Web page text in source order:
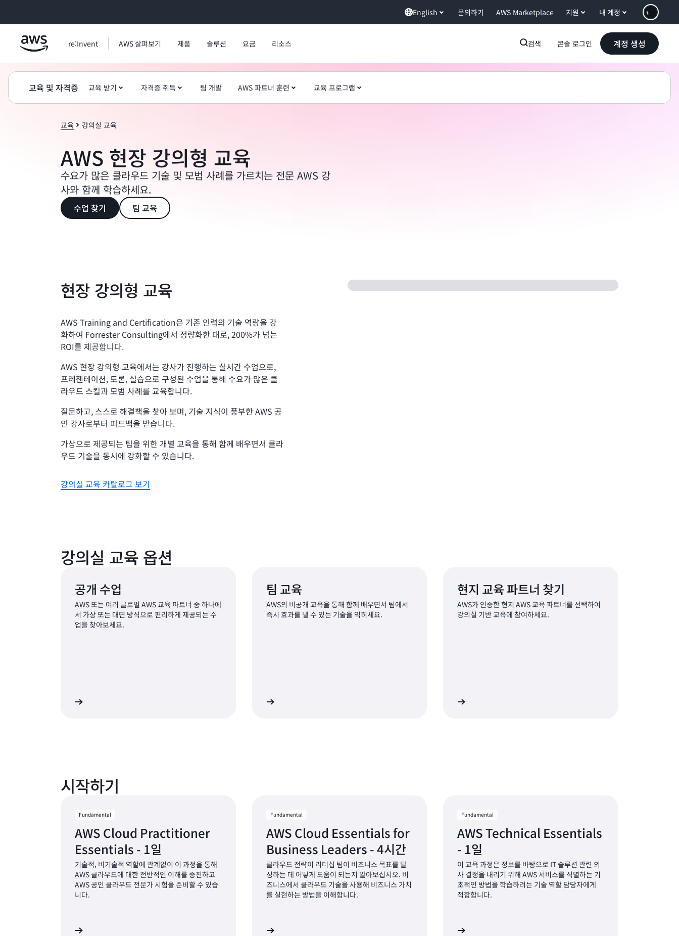
English 문의하기 AWS Marketplace 지원 내 계정
re:Invent AWS 살펴보기 제품 솔루션 요금 리소스 검색 콘솔 로그인 계정 생성
교육 및 자격증 교육 받기 자격증 취득 팀 개발 AWS 파트너 훈련 교육 프로그램
교육 강의실 교육
AWS 현장 강의형 교육
수요가 많은 클라우드 기술 및 모범 사례를 가르치는 전문 AWS 강
사와 함께 학습하세요.
수업 찾기 팀 교육
현장 강의형 교육
AWS Training and Certification은 기존 인력의 기술 역량을 강
화하여 Forrester Consulting에서 정량화한 대로, 200%가 넘는
ROI를 제공합니다.
AWS 현장 강의형 교육에서는 강사가 진행하는 실시간 수업으로,
프레젠테이션, 토론, 실습으로 구성된 수업을 통해 수요가 많은 클
라우드 스킬과 모범 사례를 교육합니다.
질문하고, 스스로 해결책을 찾아 보며, 기술 지식이 풍부한 AWS 공
인 강사로부터 피드백을 받습니다.
가상으로 제공되는 팀을 위한 개별 교육을 통해 함께 배우면서 클라
우드 기술을 동시에 강화할 수 있습니다.
강의실 교육 카탈로그 보기
강의실 교육 옵션
공개 수업
AWS 또는 여러 글로벌 AWS 교육 파트너 중 하나에
서 가상 또는 대면 방식으로 편리하게 제공되는 수
업을 찾아보세요.
팀 교육
AWS의 비공개 교육을 통해 함께 배우면서 팀에서
즉시 효과를 낼 수 있는 기술을 익히세요.
현지 교육 파트너 찾기
AWS가 인증한 현지 AWS 교육 파트너를 선택하여
강의실 기반 교육에 참여하세요.
시작하기
Fundamental
AWS Cloud Practitioner
Essentials - 1일
기술적, 비기술적 역할에 관계없이 이 과정을 통해
AWS 클라우드에 대한 전반적인 이해를 증진하고
AWS 공인 클라우드 전문가 시험을 준비할 수 있습
니다.
Fundamental
AWS Cloud Essentials for
Business Leaders - 4시간
클라우드 전략이 리더십 팀이 비즈니스 목표를 달
성하는 데 어떻게 도움이 되는지 알아보십시오. 비
즈니스에서 클라우드 기술을 사용해 비즈니스 가치
를 실현하는 방법을 이해합니다.
Fundamental
AWS Technical Essentials
- 1일
이 교육 과정은 정보를 바탕으로 IT 솔루션 관련 의
사 결정을 내리기 위해 AWS 서비스를 식별하는 기
초적인 방법을 학습하려는 기술 역할 담당자에게
적합합니다.